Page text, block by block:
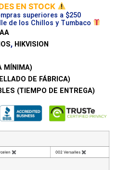
EN STOCK
superiores a $250
de los Chillos y Tumbaco
, HIKVISION
MÍNIMA)
DE FÁBRICA)
(TIEMPO DE ENTREGA)
✖ 002 Versalles ✖